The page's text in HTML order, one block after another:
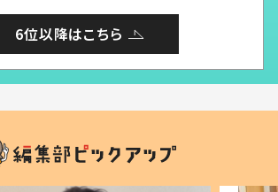
6位以降はこちら